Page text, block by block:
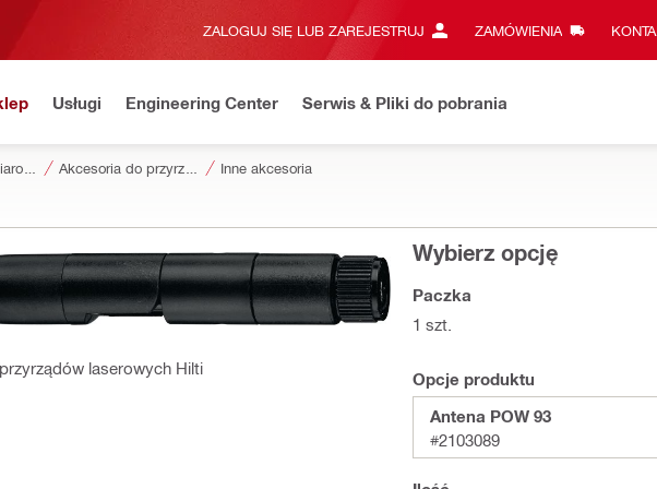
ZALOGUJ SIĘ LUB ZAREJESTRUJ ZAMÓWIENIA
Usługi Engineering Center Serwis & Pliki do pobrania
Inne akcesoria
laserowych Hilti
Wybierz opcję
Paczka
1 szt.
Opcje produktu
Antena POW 93
#2103089